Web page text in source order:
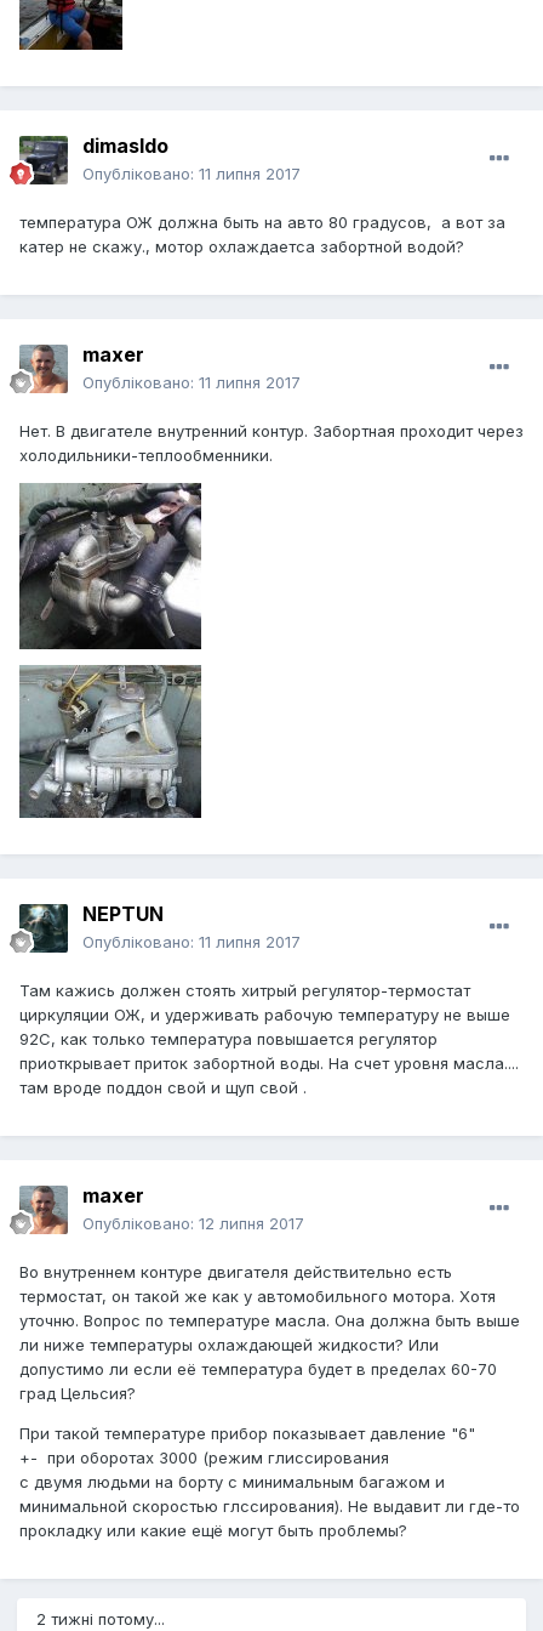
dimasldo
Опубліковано: 11 липня 2017
температура ОЖ должна быть на авто 80 градусов, а вот за
катер не скажу., мотор охлаждаетса забортной водой?
maxer
Опубліковано: 11 липня 2017
Нет. В двигателе внутренний контур. Забортная проходит через
холодильники-теплообменники.
NEPTUN
Опубліковано: 11 липня 2017
Там кажись должен стоять хитрый регулятор-термостат
циркуляции ОЖ, и удерживать рабочую температуру не выше
92С, как только температура повышается регулятор
приоткрывает приток забортной воды. На счет уровня масла....
там вроде поддон свой и щуп свой .
maxer
Опубліковано: 12 липня 2017
Во внутреннем контуре двигателя действительно есть
термостат, он такой же как у автомобильного мотора. Хотя
уточню. Вопрос по температуре масла. Она должна быть выше
ли ниже температуры охлаждающей жидкости? Или
допустимо ли если её температура будет в пределах 60-70
град Цельсия?
При такой температуре прибор показывает давление "6"
+- при оборотах 3000 (режим глиссирования
с двумя людьми на борту с минимальным багажом и
минимальной скоростью глссирования). Не выдавит ли где-то
прокладку или какие ещё могут быть проблемы?
2 тижні потому...